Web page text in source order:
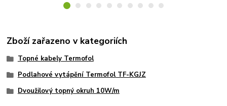
Zboží zařazeno v kategoriích
Topné kabely Termofol
Podlahové vytápění Termofol TF-KGJZ
Dvoužilový topný okruh 10W/m